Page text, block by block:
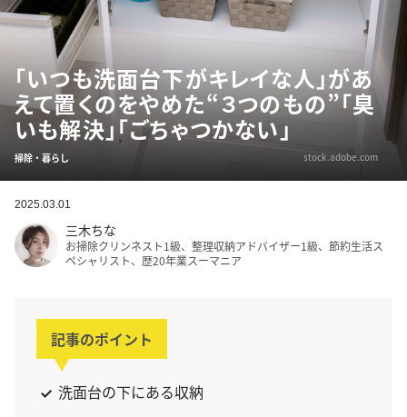
「いつも洗面台下がキレイな人」があ
えて置くのをやめた“３つのもの”「臭
いも解決」「ごちゃつかない」
掃除・暮らし stock.adobe.com
2025.03.01
三木ちな
お掃除クリンネスト1級、整理収納アドバイザー1級、節約生活ス
ペシャリスト、歴20年業スーマニア
記事のポイント
洗面台の下にある収納